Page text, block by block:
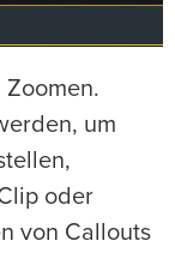
Zoomen.
um
oder
von Callouts